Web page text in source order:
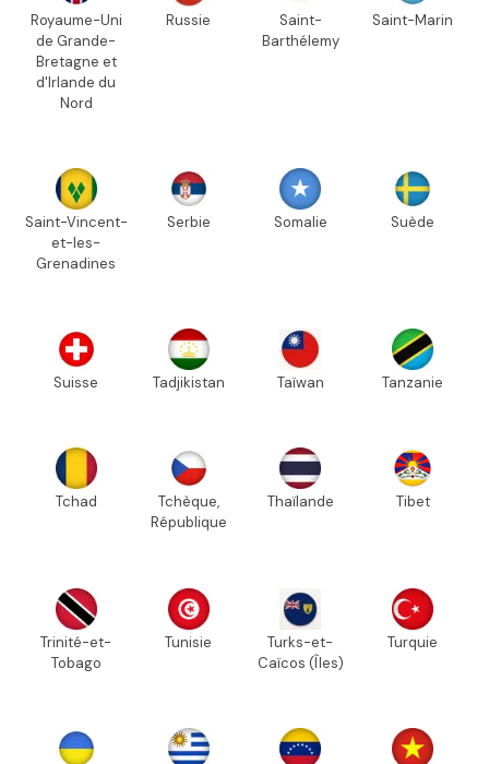
Royaume-Uni
de Grande-
Bretagne et
d'Irlande du
Nord
Russie
Saint-
Barthélemy
Saint-Marin
Saint-Vincent-
et-les-
Grenadines
Serbie Somalie Suède
Suisse Tadjikistan Taïwan Tanzanie
Tchad
Tchèque,
République
Thaïlande Tibet
Trinité-et-
Tobago
Tunisie
Turks-et-
Caïcos (Îles)
Turquie